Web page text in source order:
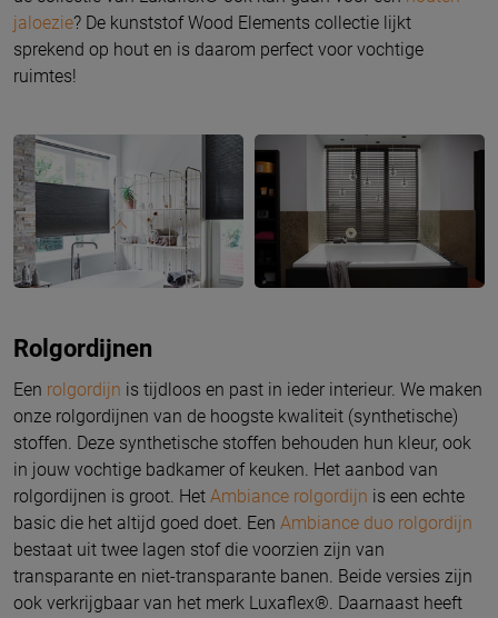
jaloezie? De kunststof Wood Elements collectie lijkt
sprekend op hout en is daarom perfect voor vochtige
ruimtes!
Rolgordijnen
Een rolgordijn is tijdloos en past in ieder interieur. We maken
onze rolgordijnen van de hoogste kwaliteit (synthetische)
stoffen. Deze synthetische stoffen behouden hun kleur, ook
in jouw vochtige badkamer of keuken. Het aanbod van
rolgordijnen is groot. Het Ambiance rolgordijn is een echte
basic die het altijd goed doet. Een Ambiance duo rolgordijn
bestaat uit twee lagen stof die voorzien zijn van
transparante en niet-transparante banen. Beide versies zijn
ook verkrijgbaar van het merk Luxaflex®. Daarnaast heeft